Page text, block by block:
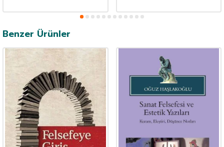
Benzer Ürünler